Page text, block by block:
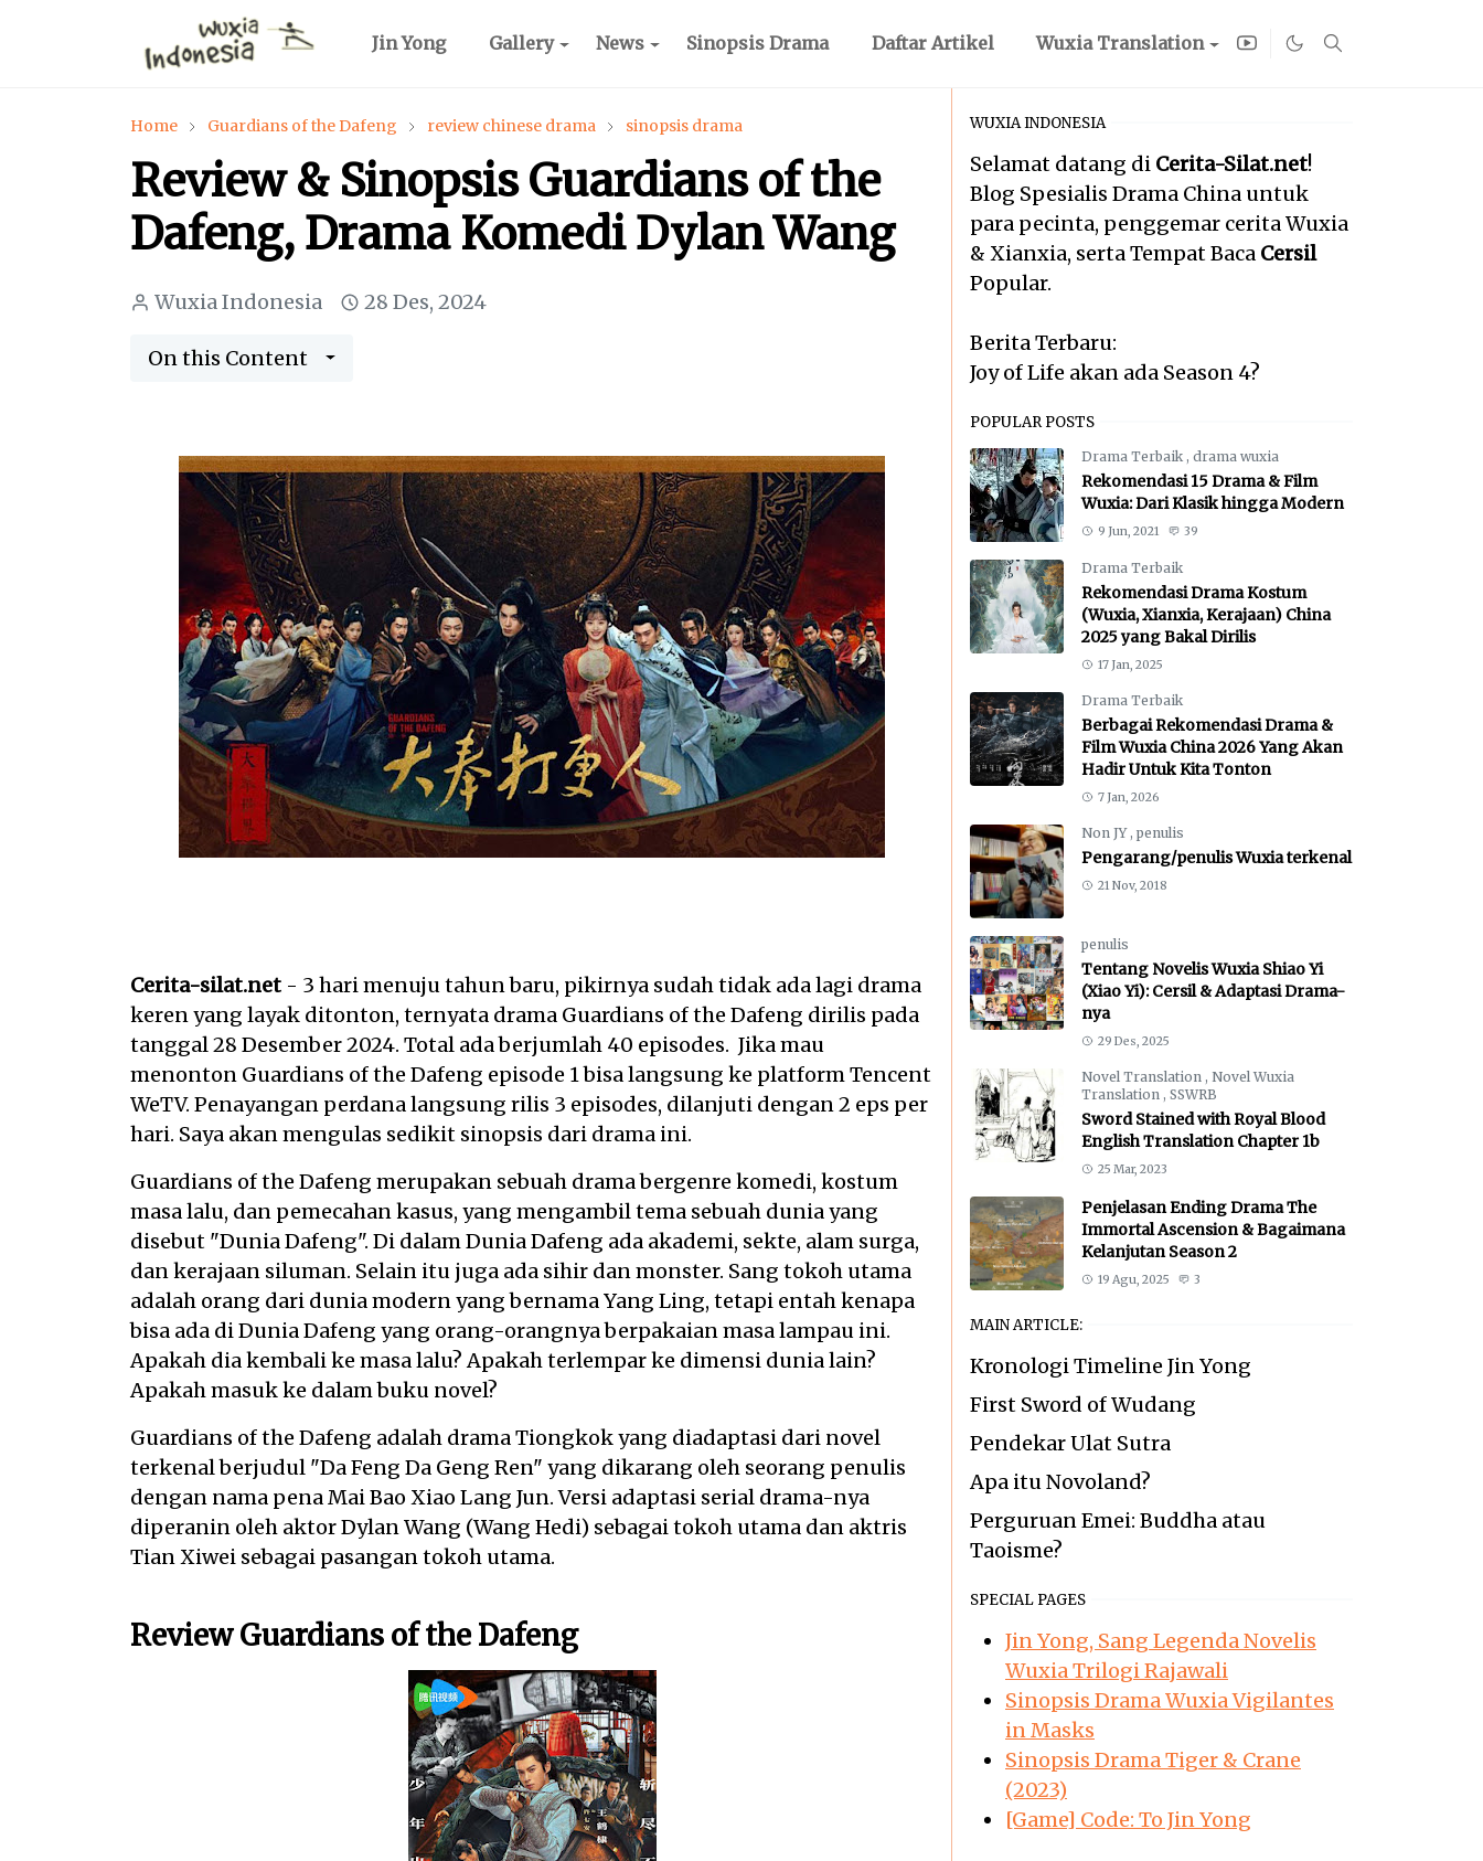
Jin Yong Gallery News Sinopsis Drama Daftar Artikel Wuxia Translation
Home Guardians of the Dafeng review chinese drama sinopsis drama
Review & Sinopsis Guardians of the
Dafeng, Drama Komedi Dylan Wang
Wuxia Indonesia 28 Des, 2024
On this Content
Cerita-silat.net - 3 hari menuju tahun baru, pikirnya sudah tidak ada lagi drama
keren yang layak ditonton, ternyata drama Guardians of the Dafeng dirilis pada
tanggal 28 Desember 2024. Total ada berjumlah 40 episodes. Jika mau
menonton Guardians of the Dafeng episode 1 bisa langsung ke platform Tencent
WeTV. Penayangan perdana langsung rilis 3 episodes, dilanjuti dengan 2 eps per
hari. Saya akan mengulas sedikit sinopsis dari drama ini.
Guardians of the Dafeng merupakan sebuah drama bergenre komedi, kostum
masa lalu, dan pemecahan kasus, yang mengambil tema sebuah dunia yang
disebut "Dunia Dafeng". Di dalam Dunia Dafeng ada akademi, sekte, alam surga,
dan kerajaan siluman. Selain itu juga ada sihir dan monster. Sang tokoh utama
adalah orang dari dunia modern yang bernama Yang Ling, tetapi entah kenapa
bisa ada di Dunia Dafeng yang orang-orangnya berpakaian masa lampau ini.
Apakah dia kembali ke masa lalu? Apakah terlempar ke dimensi dunia lain?
Apakah masuk ke dalam buku novel?
Guardians of the Dafeng adalah drama Tiongkok yang diadaptasi dari novel
terkenal berjudul "Da Feng Da Geng Ren" yang dikarang oleh seorang penulis
dengan nama pena Mai Bao Xiao Lang Jun. Versi adaptasi serial drama-nya
diperanin oleh aktor Dylan Wang (Wang Hedi) sebagai tokoh utama dan aktris
Tian Xiwei sebagai pasangan tokoh utama.
Review Guardians of the Dafeng
WUXIA INDONESIA
Selamat datang di Cerita-Silat.net!
Blog Spesialis Drama China untuk
para pecinta, penggemar cerita Wuxia
& Xianxia, serta Tempat Baca Cersil
Popular.
Berita Terbaru:
Joy of Life akan ada Season 4?
POPULAR POSTS
Drama Terbaik , drama wuxia
Rekomendasi 15 Drama & Film
Wuxia: Dari Klasik hingga Modern
9 Jun, 2021 39
Drama Terbaik
Rekomendasi Drama Kostum
(Wuxia, Xianxia, Kerajaan) China
2025 yang Bakal Dirilis
17 Jan, 2025
Drama Terbaik
Berbagai Rekomendasi Drama &
Film Wuxia China 2026 Yang Akan
Hadir Untuk Kita Tonton
7 Jan, 2026
Non JY , penulis
Pengarang/penulis Wuxia terkenal
21 Nov, 2018
penulis
Tentang Novelis Wuxia Shiao Yi
(Xiao Yi): Cersil & Adaptasi Drama-
nya
29 Des, 2025
Novel Translation , Novel Wuxia
Translation , SSWRB
Sword Stained with Royal Blood
English Translation Chapter 1b
25 Mar, 2023
Penjelasan Ending Drama The
Immortal Ascension & Bagaimana
Kelanjutan Season 2
19 Agu, 2025 3
MAIN ARTICLE:
Kronologi Timeline Jin Yong
First Sword of Wudang
Pendekar Ulat Sutra
Apa itu Novoland?
Perguruan Emei: Buddha atau
Taoisme?
SPECIAL PAGES
Jin Yong, Sang Legenda Novelis
Wuxia Trilogi Rajawali
Sinopsis Drama Wuxia Vigilantes
in Masks
Sinopsis Drama Tiger & Crane
(2023)
[Game] Code: To Jin Yong